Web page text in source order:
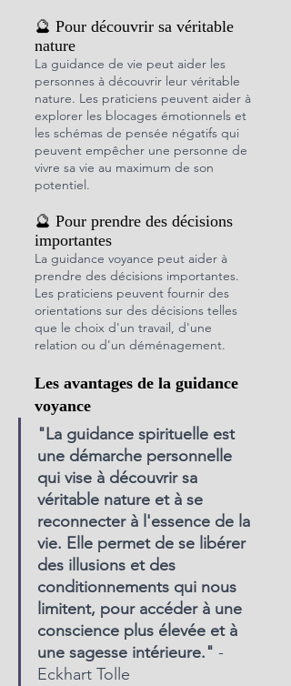
🔮 Pour découvrir sa véritable
nature
La guidance de vie peut aider les
personnes à découvrir leur véritable
nature. Les praticiens peuvent aider à
explorer les blocages émotionnels et
les schémas de pensée négatifs qui
peuvent empêcher une personne de
vivre sa vie au maximum de son
potentiel.
🔮 Pour prendre des décisions
importantes
La guidance voyance peut aider à
prendre des décisions importantes.
Les praticiens peuvent fournir des
orientations sur des décisions telles
que le choix d'un travail, d'une
relation ou d'un déménagement.
Les avantages de la guidance
voyance
"La guidance spirituelle est
une démarche personnelle
qui vise à découvrir sa
véritable nature et à se
reconnecter à l'essence de la
vie. Elle permet de se libérer
des illusions et des
conditionnements qui nous
limitent, pour accéder à une
conscience plus élevée et à
une sagesse intérieure." -
Eckhart Tolle